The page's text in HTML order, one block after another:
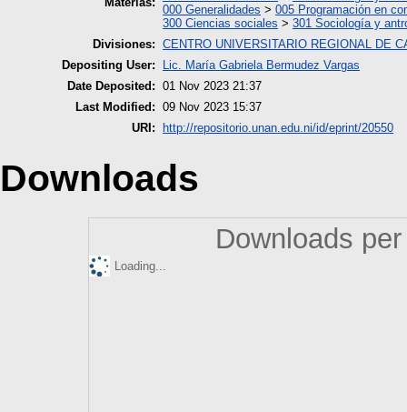
000 Generalidades > 005 Programación en
300 Ciencias sociales > 301 Sociología y
Divisiones: CENTRO UNIVERSITARIO REGIONAL DE
Depositing User:
Lic. María Gabriela Bermudez Vargas
Date Deposited: 01 Nov 2023 21:37
Last Modified: 09 Nov 2023 15:37
URI:
http://repositorio.unan.edu.ni/id/eprint/20550
Downloads
Downloads
Loading...